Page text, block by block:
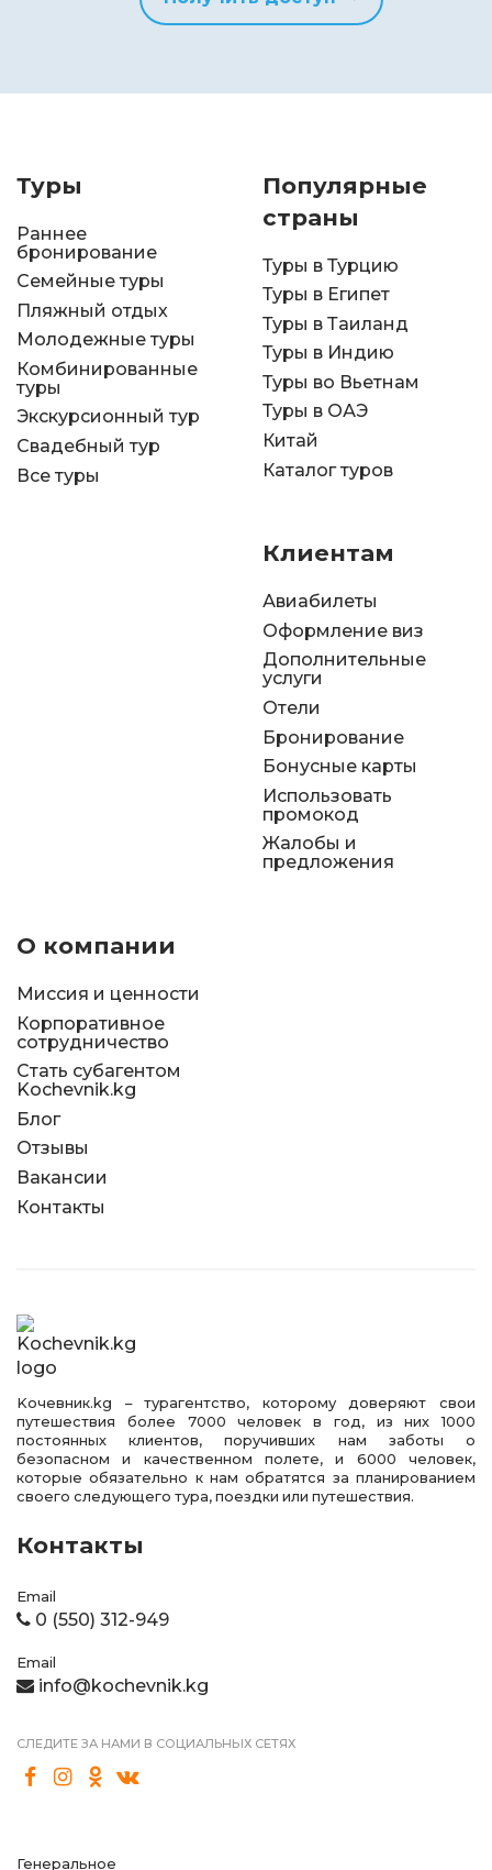
Туры
Раннее
бронирование
Семейные туры
Пляжный отдых
Молодежные туры
Комбинированные
туры
Экскурсионный тур
Свадебный тур
Все туры
Популярные
страны
Туры в Турцию
Туры в Египет
Туры в Таиланд
Туры в Индию
Туры во Вьетнам
Туры в ОАЭ
Китай
Каталог туров
Клиентам
Авиабилеты
Оформление виз
Дополнительные
услуги
Отели
Бронирование
Бонусные карты
Использовать
промокод
Жалобы и
предложения
О компании
Миссия и ценности
Корпоративное
сотрудничество
Стать субагентом
Kochevnik.kg
Блог
Отзывы
Вакансии
Контакты
Kочевник.kg – турагентство, которому доверяют свои
путешествия более 7000 человек в год, из них 1000
постоянных клиентов, поручивших нам заботы о
безопасном и качественном полете, и 6000 человек,
которые обязательно к нам обратятся за планированием
своего следующего тура, поездки или путешествия.
Контакты
Email
0 (550) 312-949
Email
info@kochevnik.kg
СЛЕДИТЕ ЗА НАМИ В СОЦИАЛЬНЫХ СЕТЯХ
Генеральное